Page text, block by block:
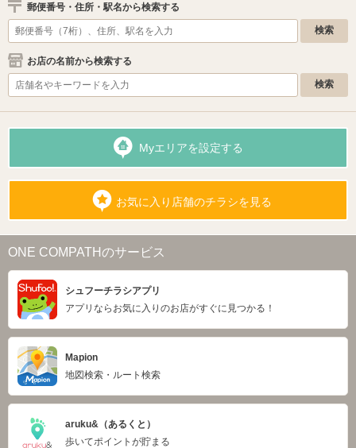
郵便番号・住所・駅名から検索する
お店の名前から検索する
Myエリアを設定する
お気に入り店舗のチラシを見る
ONE COMPATHのサービス
シュフーチラシアプリ
アプリならお気に入りのお店がすぐに見つかる！
Mapion
地図検索・ルート検索
aruku&（あるくと）
歩いてポイントが貯まる